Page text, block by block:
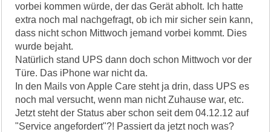
vorbei kommen würde, der das Gerät abholt. Ich hatte
extra noch mal nachgefragt, ob ich mir sicher sein kann,
dass nicht schon Mittwoch jemand vorbei kommt. Dies
wurde bejaht.
Natürlich stand UPS dann doch schon Mittwoch vor der
Türe. Das iPhone war nicht da.
In den Mails von Apple Care steht ja drin, dass UPS es
noch mal versucht, wenn man nicht Zuhause war, etc.
Jetzt steht der Status aber schon seit dem 04.12.12 auf
"Service angefordert"?! Passiert da jetzt noch was?